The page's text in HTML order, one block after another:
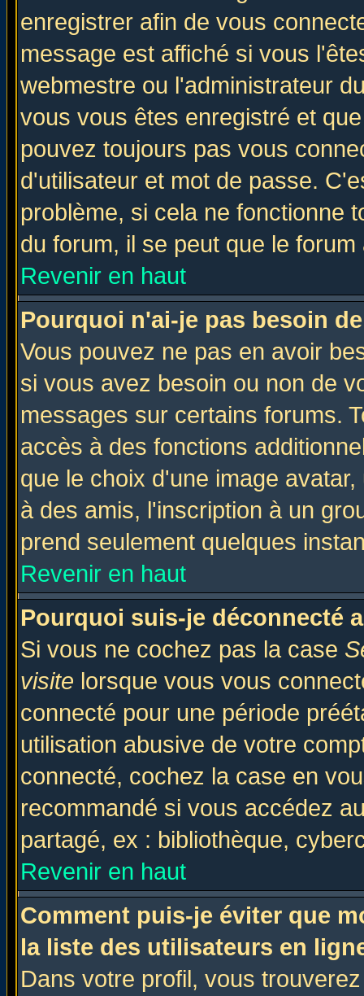
enregistrer afin de vous
message est affiché si vous
webmestre ou l'administrateur
vous vous êtes enregistré et
pouvez toujours pas vous
d'utilisateur et mot de passe.
problème, si cela ne fonctionne
du forum, il se peut que le
Revenir en haut
Pourquoi n'ai-je pas besoin
Vous pouvez ne pas en avoir
si vous avez besoin ou non de
messages sur certains forums.
accès à des fonctions
que le choix d'une image
à des amis, l'inscription à un
prend seulement quelques
Revenir en haut
Pourquoi suis-je déconnecté
Si vous ne cochez pas la case
visite lorsque vous vous
connecté pour une période
utilisation abusive de votre
connecté, cochez la case en
recommandé si vous accédez
partagé, ex : bibliothèque,
Revenir en haut
Comment puis-je éviter que
la liste des utilisateurs en
Dans votre profil, vous